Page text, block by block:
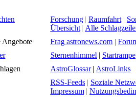
Forschung | Raumfahrt |
Übersicht | Alle
Angebote
Frag astronews.com |
Sternenhimmel | Startrampe
AstroGlossar| AstroLinks
RSS-Feeds | Soziale
Impressum |